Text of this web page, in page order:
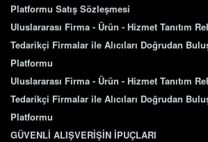
Platformu Satış Sözleşmesi
Uluslararası Firma - Ürün - Hizmet Tanıtım
Tedarikçi Firmalar ile Alıcıları Doğrudan
Platformu
Uluslararası Firma - Ürün - Hizmet Tanıtım
Tedarikçi Firmalar ile Alıcıları Doğrudan
Platformu
GÜVENLİ ALIŞVERİŞİN İPUÇLARI